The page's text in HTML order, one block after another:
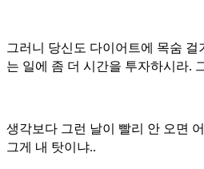
그러니 당신도 다이어트에 목숨
는 일에 좀 더 시간을 투자하시라.
생각보다 그런 날이 빨리 안 오면
그게 내 탓이냐..